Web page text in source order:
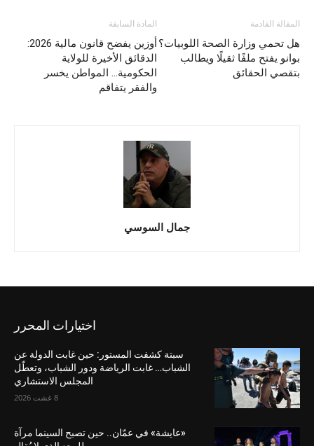
المادة السابقة
أوزين يفضح قانون مالية 2026:
الدقائق الأخيرة للولاية
الحكومية… المواطن يخسر
والفقر يتفاقم
المقالة القادمة
هل تحمي وزارة الصحة اللوبيات؟
بوانو يفتح ملفًا ثقيلًا ويطالب
بتقصي الحقائق
جمال السوسي
اختيارات المحرر
سبتة كشفت المستور: حين غابت الدولة عن
الشباب… غابت الرياضة ودور الشباب، وتعطّل
المجلس الاستشاري
8 غشت 2026
«عايشة» في عمّان.. حين تصبح السينما مرآة